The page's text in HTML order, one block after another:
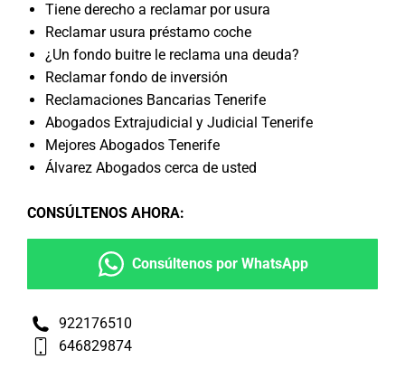
Tiene derecho a reclamar por usura
Reclamar usura préstamo coche
¿Un fondo buitre le reclama una deuda?
Reclamar fondo de inversión
Reclamaciones Bancarias Tenerife
Abogados Extrajudicial y Judicial Tenerife
Mejores Abogados Tenerife
Álvarez Abogados cerca de usted
CONSÚLTENOS AHORA:
Consúltenos por WhatsApp
922176510
646829874